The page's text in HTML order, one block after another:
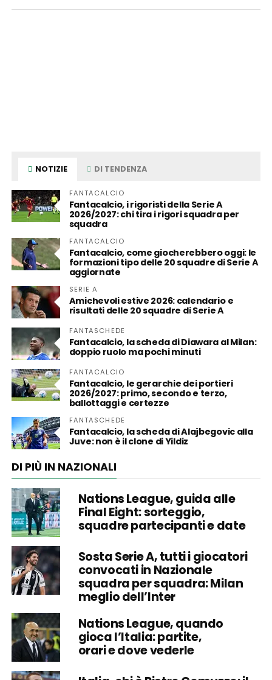
NOTIZIE DI TENDENZA
FANTACALCIO
Fantacalcio, i rigoristi della Serie A
2026/2027: chi tira i rigori squadra per
squadra
FANTACALCIO
Fantacalcio, come giocherebbero oggi: le
formazioni tipo delle 20 squadre di Serie A
aggiornate
SERIE A
Amichevoli estive 2026: calendario e
risultati delle 20 squadre di Serie A
FANTASCHEDE
Fantacalcio, la scheda di Diawara al Milan:
doppio ruolo ma pochi minuti
FANTACALCIO
Fantacalcio, le gerarchie dei portieri
2026/2027: primo, secondo e terzo,
ballottaggi e certezze
FANTASCHEDE
Fantacalcio, la scheda di Alajbegovic alla
Juve: non è il clone di Yildiz
DI PIÙ IN NAZIONALI
Nations League, guida alle
Final Eight: sorteggio,
squadre partecipanti e date
Sosta Serie A, tutti i giocatori
convocati in Nazionale
squadra per squadra: Milan
meglio dell’Inter
Nations League, quando
gioca l’Italia: partite,
orari e dove vederle